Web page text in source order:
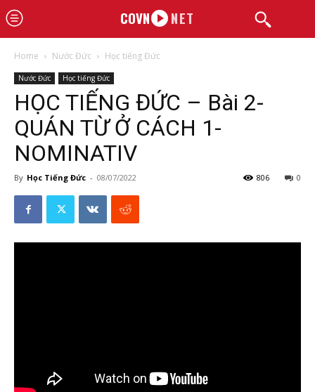
COVN NET
Home Nước Đức Học tiếng Đức
Nước Đức Học tiếng Đức
HỌC TIẾNG ĐỨC – Bài 2-
QUÁN TỪ Ở CÁCH 1-
NOMINATIV
By Học Tiếng Đức - 08/07/2022 0
806